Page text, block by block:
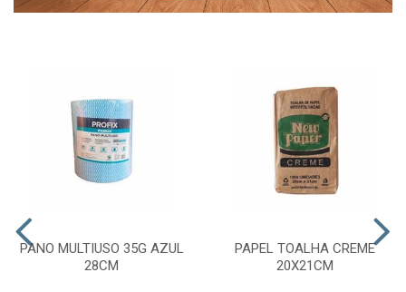
PANO MULTIUSO 35G AZUL
28CM
PAPEL TOALHA CREME
20X21CM